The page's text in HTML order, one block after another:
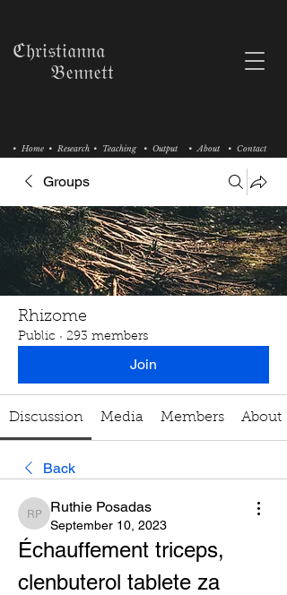
• Research • Teaching
• Home • Output • About • Contact
ℭ𝔥𝔯𝔦𝔰𝔱𝔦𝔞𝔫𝔫𝔞
𝔅𝔢𝔫𝔫𝔢𝔱𝔱
Groups
Rhizome
Public · 293 members
Join
Discussion Media Members About
Back
Ruthie Posadas
Ruthie Posadas
September 10, 2023
Échauffement triceps,
clenbuterol tablete za